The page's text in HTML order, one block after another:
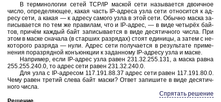
В тер­ми­но­ло­гии сетей TCP/⁠IP мас­кой сети на­зы­ва­ет­ся дво­ич­ное
число, опре­де­ля­ю­щее, какая часть IP-⁠ад­ре­са узла сети от­но­сит­ся к ад­
ре­су сети, а какая — к ад­ре­су са­мо­го узла в этой сети. Обыч­но маска за­
пи­сы­ва­ет­ся по тем же пра­ви­лам, что и IP-⁠адрес, — в виде четырёх бай­
тов, причём каж­дый байт за­пи­сы­ва­ет­ся в виде де­ся­тич­но­го числа. При
этом в маске сна­ча­ла (в стар­ших раз­ря­дах) стоят еди­ни­цы, а затем с не­
ко­то­ро­го раз­ря­да — нули. Адрес сети по­лу­ча­ет­ся в ре­зуль­та­те при­ме­
не­ния по­раз­ряд­ной конъ­юнк­ции к за­дан­но­му IP-⁠ад­ре­су узла и маске.
На­при­мер, если IP-⁠адрес узла равен 231.32.255.131, а маска равна
255.255.240.0, то адрес сети равен 231.32.240.0.
Для узла с IP-⁠ад­ре­сом 117.191.88.37 адрес сети равен 117.191.80.0.
Чему равен тре­тий слева байт маски? Ответ за­пи­ши­те в виде де­ся­тич­
но­го числа.
Спрятать решение